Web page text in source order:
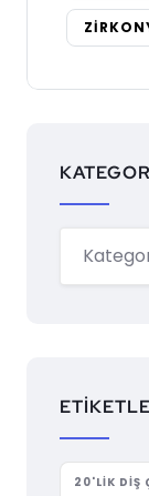
20'LIK DIŞ